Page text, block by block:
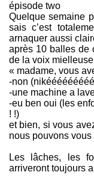
épisode two
Quelque semaine
sais c’est
arnaquer aussi
après 10 balles de
de la voix mielleuse
« madame, vous
-non
-une machine a
-eu ben oui (les
! !)
et bien, si vous
nous pouvons vous
Les lâches, les
arriveront toujours